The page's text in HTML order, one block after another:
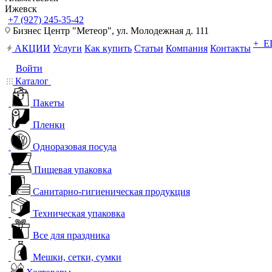
Ижевск
+7 (927) 245-35-42
Бизнес Центр "Метеор", ул. Молодежная д. 111
АКЦИИ Услуги Как купить Статьи Компания Контакты +
Войти
Каталог
Пакеты
Пленки
Одноразовая посуда
Пищевая упаковка
Санитарно-гигиеническая продукция
Техническая упаковка
Все для праздника
Мешки, сетки, сумки